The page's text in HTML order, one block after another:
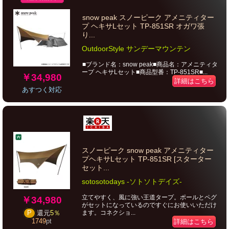
￥34,980
あすつく対応
snow peak スノーピーク アメニティター
プ ヘキサLセット TP-851SR オガワ張
り...
OutdoorStyle サンデーマウンテン
■ブランド名：snow peak■商品名：アメニティタ
ープ ヘキサLセット■商品型番：TP-851SR■...
詳細はこちら
￥34,980
P 還元5％
1749pt
スノーピーク snow peak アメニティター
プヘキサLセット TP-851SR [スターター
セット...
sotosotodays -ソトソトデイズ-
立てやすく、風に強い王道タープ。ポールとペグ
がセットになっているのですぐにお使いいただけ
ます。コネクショ...
詳細はこちら